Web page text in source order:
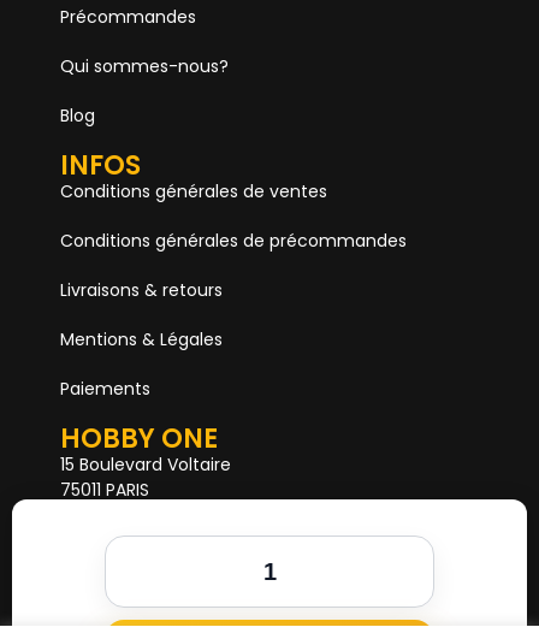
Précommandes
Qui sommes-nous?
Blog
INFOS
Conditions générales de ventes
Conditions générales de précommandes
Livraisons & retours
Mentions & Légales
Paiements
HOBBY ONE
15 Boulevard Voltaire
75011 PARIS
Mail. hobby1shop@gmail.com
Tél. 01 402 11 402
NOUS SUIVRE